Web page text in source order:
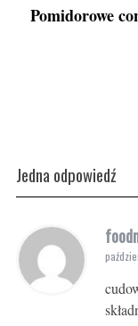
Pomidorowe
Jedna odpowiedź